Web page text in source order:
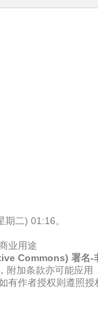
二) 01:16。
业用途
Commons) 署名-
附加条款亦可能应用
有作者授权则遵照授